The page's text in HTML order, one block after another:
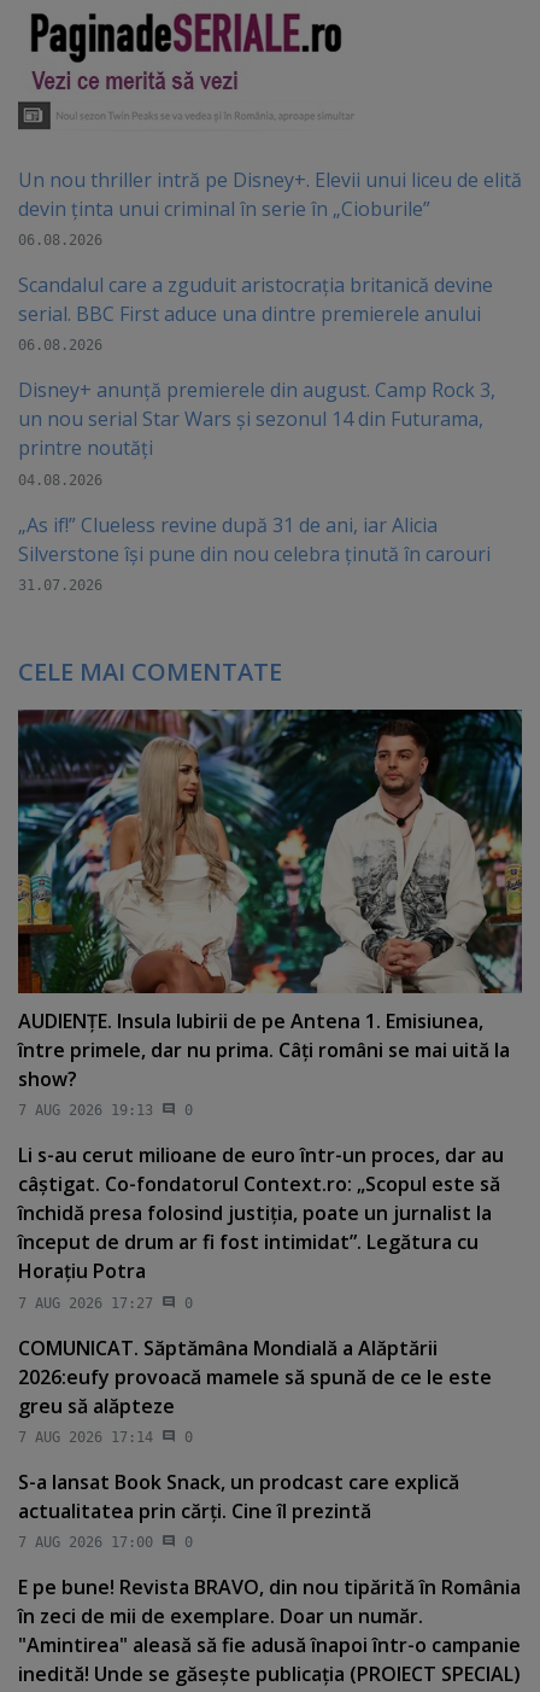
Un nou thriller intră pe Disney+. Elevii unui liceu de elită
devin ținta unui criminal în serie în „Cioburile”
06.08.2026
Scandalul care a zguduit aristocrația britanică devine
serial. BBC First aduce una dintre premierele anului
06.08.2026
Disney+ anunță premierele din august. Camp Rock 3,
un nou serial Star Wars și sezonul 14 din Futurama,
printre noutăți
04.08.2026
„As if!” Clueless revine după 31 de ani, iar Alicia
Silverstone își pune din nou celebra ținută în carouri
31.07.2026
CELE MAI COMENTATE
AUDIENŢE. Insula Iubirii de pe Antena 1. Emisiunea,
între primele, dar nu prima. Câţi români se mai uită la
show?
7 AUG 2026 19:13 0
Li s-au cerut milioane de euro într-un proces, dar au
câştigat. Co-fondatorul Context.ro: „Scopul este să
închidă presa folosind justiţia, poate un jurnalist la
început de drum ar fi fost intimidat”. Legătura cu
Horaţiu Potra
7 AUG 2026 17:27 0
COMUNICAT. Săptămâna Mondială a Alăptării
2026:eufy provoacă mamele să spună de ce le este
greu să alăpteze
7 AUG 2026 17:14 0
S-a lansat Book Snack, un prodcast care explică
actualitatea prin cărţi. Cine îl prezintă
7 AUG 2026 17:00 0
E pe bune! Revista BRAVO, din nou tipărită în România
în zeci de mii de exemplare. Doar un număr.
"Amintirea" aleasă să fie adusă înapoi într-o campanie
inedită! Unde se găseşte publicaţia (PROIECT SPECIAL)